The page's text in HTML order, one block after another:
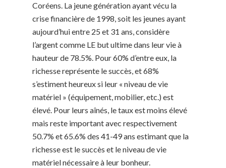
Coréens. La jeune génération ayant vécu la
crise financière de 1998, soit les jeunes ayant
aujourd’hui entre 25 et 31 ans, considère
l’argent comme LE but ultime dans leur vie à
hauteur de 78.5%. Pour 60% d’entre eux, la
richesse représente le succès, et 68%
s’estiment heureux si leur « niveau de vie
matériel » (équipement, mobilier, etc.) est
élevé. Pour leurs aînés, le taux est moins élevé
mais reste important avec respectivement
50.7% et 65.6% des 41-49 ans estimant que la
richesse est le succès et le niveau de vie
matériel nécessaire à leur bonheur.